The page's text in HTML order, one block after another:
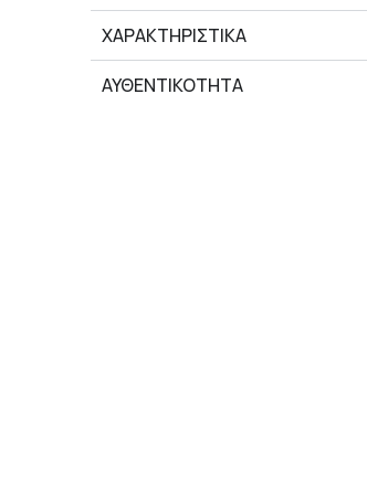
ΧΑΡΑΚΤΗΡΙΣΤΙΚΆ
ΑΥΘΕΝΤΙΚΟΤΗΤΑ